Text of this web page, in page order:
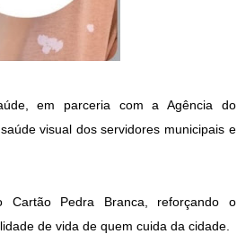
em parceria com a Agência do
visual dos servidores municipais e
Cartão Pedra Branca, reforçando o
de vida de quem cuida da cidade.